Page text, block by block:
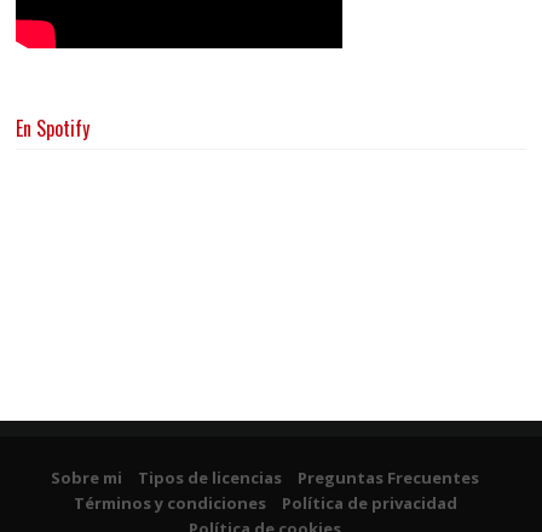
En Spotify
Sobre mi Tipos de licencias
Preguntas Frecuentes
Términos y condiciones
Política de privacidad